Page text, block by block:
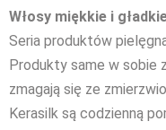
Włosy miękkie i
Seria produktów
Produkty same w sobie
zmagają się ze
Kerasilk są codzienną